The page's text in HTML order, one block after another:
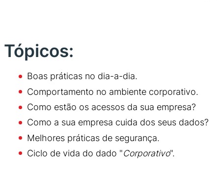
Tópicos:
Boas práticas no dia-a-dia.
Comportamento no ambiente corporativo.
Como estão os acessos da sua empresa?
Como a sua empresa cuida dos seus dados?
Melhores práticas de segurança.
Ciclo de vida do dado "Corporativo".